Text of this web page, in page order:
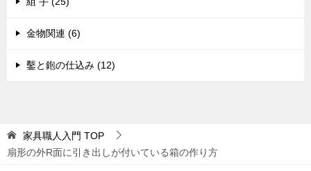
金物関連 (6)
鑿と鉋の仕込み (12)
家具職人入門 TOP
扇形の外R面に引き出しが付いている箱の作り方